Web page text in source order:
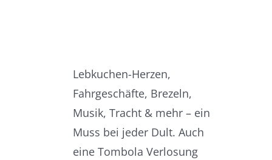
Lebkuchen-Herzen,
Fahrgeschäfte, Brezeln,
Musik, Tracht & mehr – ein
Muss bei jeder Dult. Auch
eine Tombola Verlosung